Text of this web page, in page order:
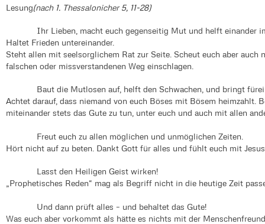
Lesung(nach 1. Thessalonicher 5, 11-28)
Ihr Lieben, macht euch gegenseitig Mut und helft einander im
Haltet Frieden untereinander.
Steht allen mit seelsorglichem Rat zur Seite. Scheut euch aber auch
falschen oder missverstandenen Weg einschlagen.
Baut die Mutlosen auf, helft den Schwachen, und bringt
Achtet darauf, dass niemand von euch Böses mit Bösem heimzahlt.
miteinander stets das Gute zu tun, unter euch und auch mit allen
Freut euch zu allen möglichen und unmöglichen Zeiten.
Hört nicht auf zu beten. Dankt Gott für alles und fühlt euch mit
Lasst den Heiligen Geist wirken!
„Prophetisches Reden“ mag als Begriff nicht in die heutige Zeit
Und dann prüft alles – und behaltet das Gute!
Was euch aber vorkommt als hätte es nichts mit der